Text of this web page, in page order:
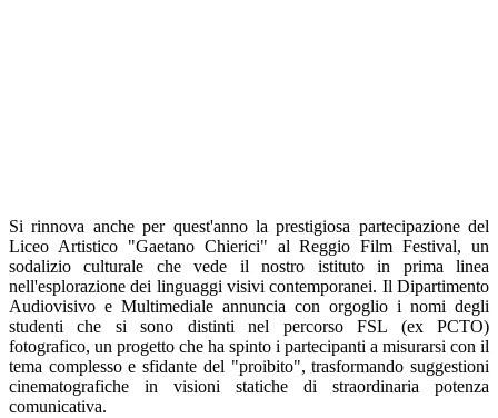
Si rinnova anche per quest'anno la prestigiosa partecipazione del
Liceo Artistico "Gaetano Chierici" alReggio Film Festival, un
sodalizio culturale che vede il nostro istituto in prima linea
nell'esplorazione dei linguaggi visivi contemporanei. Il Dipartimento
Audiovisivo e Multimediale annuncia con orgoglio i nomi degli
studenti che si sono distinti nel percorsoFSL (ex PCTO)
fotografico, un progetto che ha spinto i partecipanti a misurarsi con il
tema complesso e sfidante del "proibito", trasformando suggestioni
cinematografiche in visioni statiche di straordinaria potenza
comunicativa.